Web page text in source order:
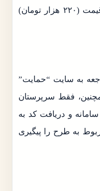
را پرداخت می‌کنند. مابه‌التفاوت قیمت (۲۲۰ هزار تومان)
به سایت “حمایت”
فقط سرپرستان
سامانه و دریافت کد به
به طرح را پیگیری